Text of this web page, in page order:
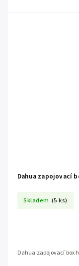
Dahua zapojovací
Skladem (5 ks)
Dahua zapojovací box